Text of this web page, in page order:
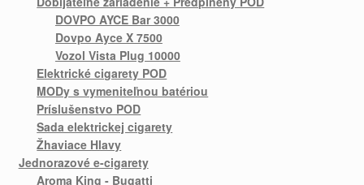
DOVPO AYCE Bar 3000
Dovpo Ayce X 7500
Vozol Vista Plug 10000
Elektrické cigarety POD
MODy s vymeniteľnou batériou
Príslušenstvo POD
Sada elektrickej cigarety
Žhaviace Hlavy
Jednorazové e-cigarety
Aroma King - Bugatti